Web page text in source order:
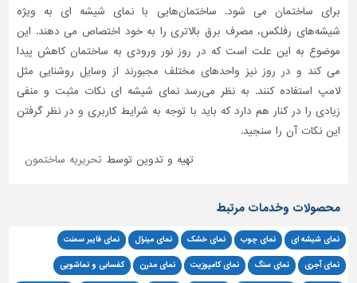
برای ساختمان می شود. ساختمان‌هایی با نمای شیشه ای به ویژه
شیشه‌های رفلکس، مصرف برق بالاتری را به خود اختصاص می دهند. این
موضوع به این علت است که در روز نور ورودی به ساختمان کاهش پیدا
می کند و در روز نیز واحدهای مختلف مجبورند از وسایل روشنایی مثل
لامپ استفاده کنند. به نظر می‌رسد نمای شیشه ای نکات مثبت و منفی
زیادی را در کنار هم دارد که باید با توجه به شرایط کاربری و در نظر گرفتن
این نکات آن را سنجید.
تهیه و تدوین توسط تحریریه ساختمون
محصولات وخدمات مرتبط
نمای شیشه ای نمای چوب نمای خشک نمای مینرال نمای فایبر سمنت
نمای آجری نمای سنگ نمای کامپوزیت نمای مدرن کفسابی و نماشویی